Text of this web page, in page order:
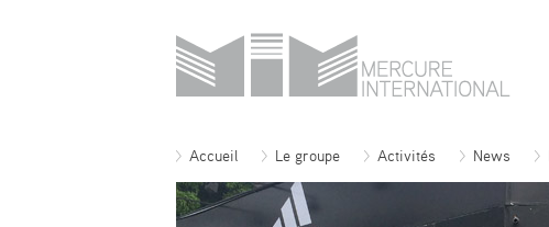
Accueil Le groupe Activités News